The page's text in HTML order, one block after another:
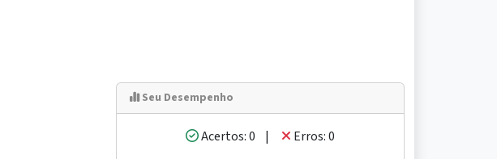
Seu Desempenho
Acertos: 0 |
Erros: 0